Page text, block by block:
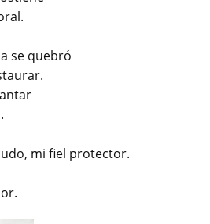
se quebró
mi fiel protector.